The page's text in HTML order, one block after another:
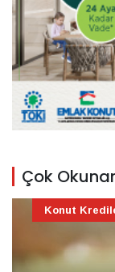
Çok
Konut